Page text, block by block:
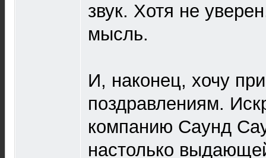
звук. Хотя не
мысль.
И, наконец, хочу
поздравлениям.
компанию Саунд
настолько